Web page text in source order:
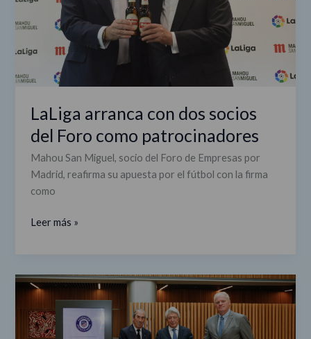
LaLiga arranca con dos socios
del Foro como patrocinadores
Mahou San Miguel, socio del Foro de Empresas por
Madrid, reafirma su apuesta por el fútbol con la firma
como
patrocinadores
Leer más »
La
apuesta
por
el